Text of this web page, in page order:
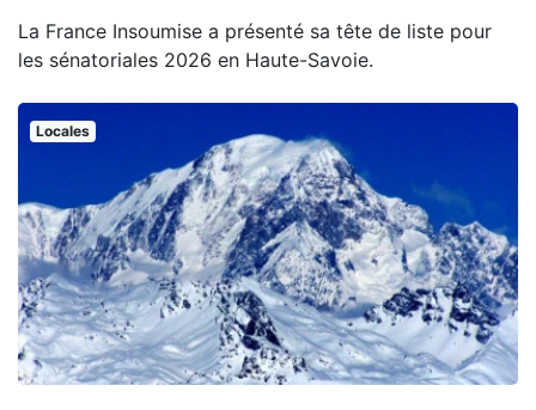
La France Insoumise a présenté sa tête de liste pour
les sénatoriales 2026 en Haute-Savoie.
Locales